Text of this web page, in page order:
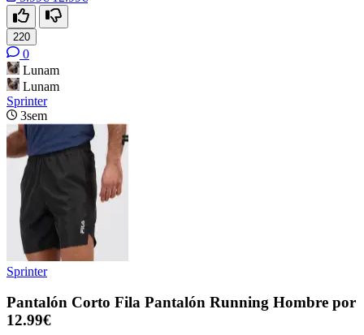
220
0
Lunam
Lunam
Sprinter
3sem
Sprinter
Pantalón Corto Fila Pantalón Running Hombre por
12.99€